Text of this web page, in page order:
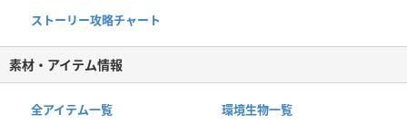
ストーリー攻略チャート
素材・アイテム情報
全アイテム一覧 環境生物一覧